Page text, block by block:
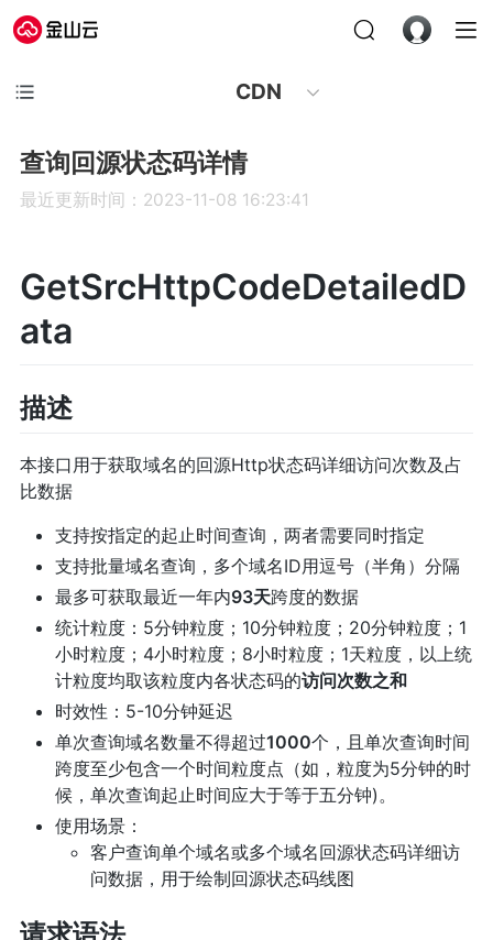
CDN
查询回源状态码详情
最近更新时间：2023-11-08 16:23:41
GetSrcHttpCodeDetailedD
ata
描述
本接口用于获取域名的回源Http状态码详细访问次数及占
比数据
支持按指定的起止时间查询，两者需要同时指定
支持批量域名查询，多个域名ID用逗号（半角）分隔
最多可获取最近一年内93天跨度的数据
统计粒度：5分钟粒度；10分钟粒度；20分钟粒度；1
小时粒度；4小时粒度；8小时粒度；1天粒度，以上统
计粒度均取该粒度内各状态码的访问次数之和
时效性：5-10分钟延迟
单次查询域名数量不得超过1000个，且单次查询时间
跨度至少包含一个时间粒度点（如，粒度为5分钟的时
候，单次查询起止时间应大于等于五分钟)。
使用场景：
客户查询单个域名或多个域名回源状态码详细访
问数据，用于绘制回源状态码线图